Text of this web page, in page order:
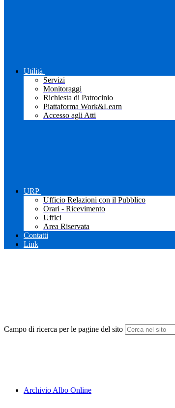
Utilità
Servizi
Monitoraggi
Richiesta di Patrocinio
Piattaforma Work&Learn
Accesso agli Atti
URP
Ufficio Relazioni con il Pubblico
Orari - Ricevimento
Uffici
Area Riservata
Contatti
Link
Campo di ricerca per le pagine del sito
Archivio Albo Online